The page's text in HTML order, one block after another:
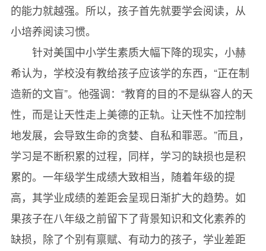
巴赫
Mozart
莫扎特
Beethoven
贝多芬
Chopin
肖邦
Ⅴ. Mathematics
数 学
Numbers and Number Sense
数和数感
Greatest Common Factor
的能力就越强。所以，孩子首先就要学会阅读，从
小培养阅读习惯。
针对美国中小学生素质大幅下降的现实，小赫
希认为，学校没有教给孩子应该学的东西，“正在制
造新的文盲”。他强调：“教育的目的不是纵容人的天
性，而是让天性走上美德的正轨。让天性不加控制
地发展，会导致生命的贪婪、自私和罪恶。”而且，
学习是不断积累的过程，同样，学习的缺损也是积
累的。一年级学生成绩大致相当，随着年级的提
高，其学业成绩的差距会呈现日渐扩大的趋势。如
果孩子在八年级之前留下了背景知识和文化素养的
缺损，除了个别有禀赋、有动力的孩子，学业差距